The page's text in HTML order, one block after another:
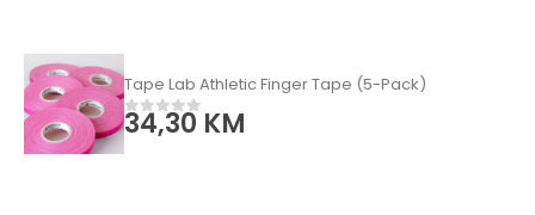
Tape Lab Athletic Finger Tape (5-Pack)
0od 5
34,30KM